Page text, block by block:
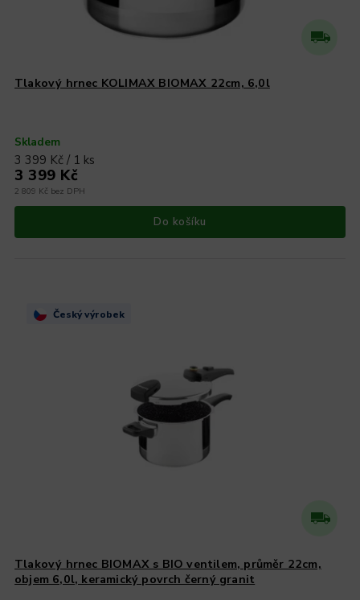
Tlakový hrnec KOLIMAX BIOMAX 22cm, 6,0l
Skladem
2 809 Kč bez DPH
3 399 Kč
3 399 Kč / 1 ks
Do košíku
Český výrobek
Tlakový hrnec BIOMAX s BIO ventilem, průměr 22cm,
objem 6,0l, keramický povrch černý granit